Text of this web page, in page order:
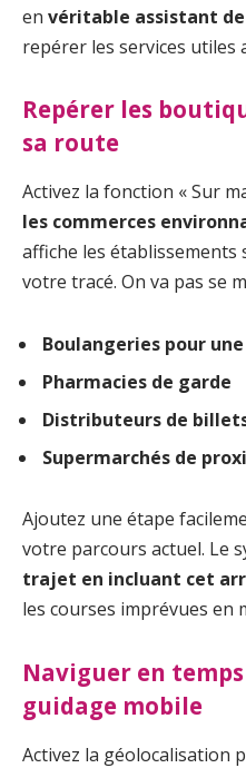
en véritable assistant
repérer les services utiles
Repérer les
sa route
Activez la fonction « Sur
les commerces
affiche les
votre tracé. On va pas se
Boulangeries pour
Pharmacies de garde
Distributeurs de
Supermarchés de
Ajoutez une étape
votre parcours actuel. Le
trajet en incluant cet
les courses imprévues en
Naviguer en
guidage mobile
Activez la géolocalisation